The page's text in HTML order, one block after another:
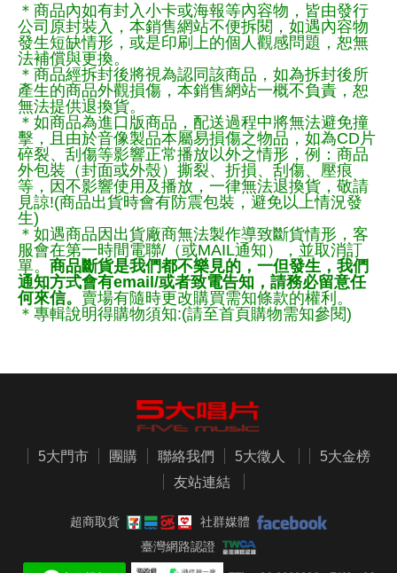
＊商品內如有封入小卡或海報等內容物，皆由發行
公司原封裝入，本銷售網站不便拆閱，如遇內容物
發生短缺情形，或是印刷上的個人觀感問題，恕無
法補償與更換。
＊商品經拆封後將視為認同該商品，如為拆封後所
產生的商品外觀損傷，本銷售網站一概不負責，恕
無法提供退換貨。
＊如商品為進口版商品，配送過程中將無法避免撞
擊，且由於音像製品本屬易損傷之物品，如為CD片
碎裂、刮傷等影響正常播放以外之情形，例：商品
外包裝（封面或外殼）撕裂、折損、刮傷、壓痕
等，因不影響使用及播放，一律無法退換貨，敬請
見諒!(商品出貨時會有防震包裝，避免以上情況發
生)
＊如遇商品因出貨廠商無法製作導致斷貨情形，客
服會在第一時間電聯/（或MAIL通知），並取消訂
單。 商品斷貨是我們都不樂見的，一但發生，我們
通知方式會有email/或者致電告知，請務必留意任
何來信。 賣場有隨時更改購買需知條款的權利。
＊專輯說明得購物須知:(請至首頁購物需知參閱)
5大門市 團購 聯絡我們 5大徵人
5大金榜
友站連結
超商取貨
社群媒體
臺灣網路認證